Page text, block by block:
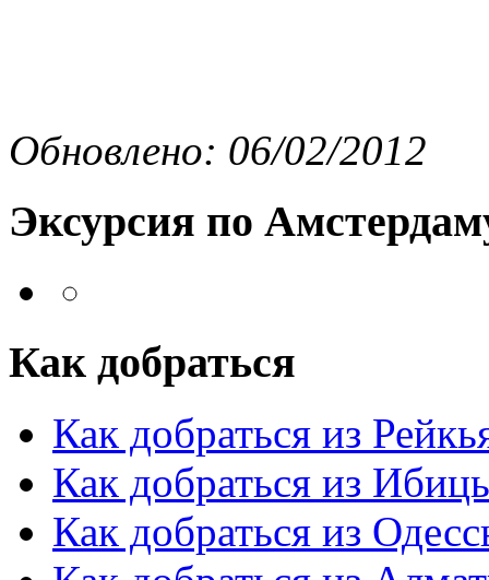
Обновлено: 06/02/2012
Эксурсия по
Как добраться
Как добраться из
Как добраться из
Как добраться из